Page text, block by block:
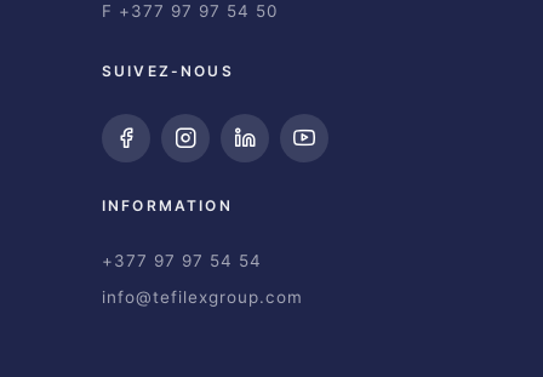
F +377 97 97 54 50
SUIVEZ-NOUS
INFORMATION
+377 97 97 54 54
info@tefilexgroup.com